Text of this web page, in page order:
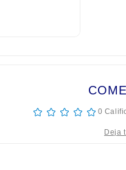
☆ ☆ ☆ ☆ ☆ 0